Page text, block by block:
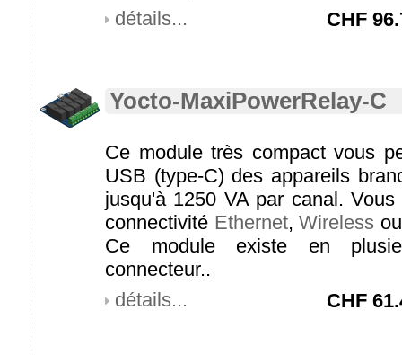
détails...
CHF
Yocto-MaxiPowerRelay-C
Ce module très compact vous
USB (type-C) des appareils
jusqu'à 1250 VA par canal.
connectivité Ethernet,Wireless
Ce module existe en
connecteur..
détails...
CHF